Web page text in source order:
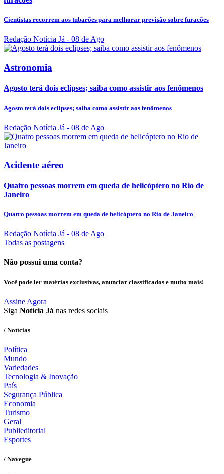
Cientistas recorrem aos tubarões para melhorar previsão sobre furacões
Redação Notícia Já - 08 de Ago
Astronomia
Agosto terá dois eclipses; saiba como assistir aos fenômenos
Agosto terá dois eclipses; saiba como assistir aos fenômenos
Redação Notícia Já - 08 de Ago
Acidente aéreo
Quatro pessoas morrem em queda de helicóptero no Rio de
Janeiro
Quatro pessoas morrem em queda de helicóptero no Rio de Janeiro
Redação Notícia Já - 08 de Ago
Todas as postagens
Não possui uma conta?
Você pode ler matérias exclusivas, anunciar classificados e muito mais!
Assine Agora
Siga Notícia Já nas redes sociais
/ Notícias
Política
Mundo
Variedades
Tecnologia & Inovação
País
Segurança Pública
Economia
Turismo
Geral
Publieditorial
Esportes
/ Navegue